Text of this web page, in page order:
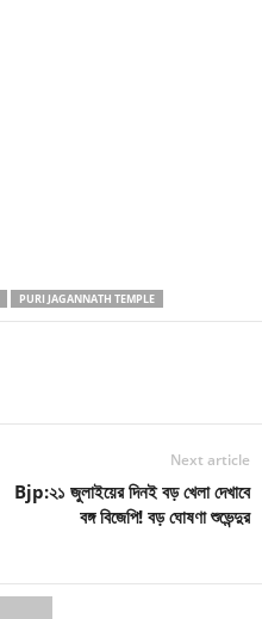
PURI JAGANNATH TEMPLE
Next article
Bjp:২১ জুলাইয়ের দিনই বড় খেলা দেখাবে
বঙ্গ বিজেপি! বড় ঘোষণা শুভেন্দুর